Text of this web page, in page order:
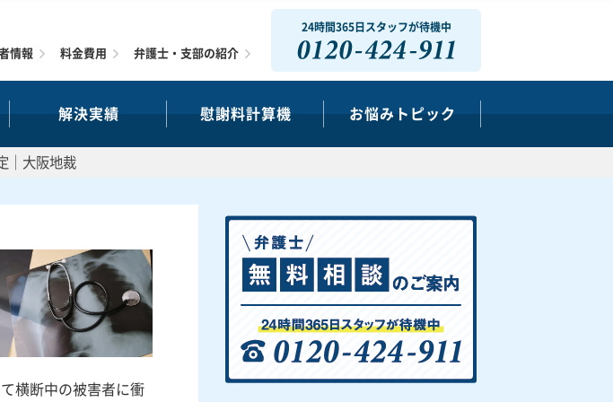
24時間365日スタッフが待機中
0120-424-911
解決実績 慰謝料計算機 お悩みトピック
情報 料金費用 弁護士・支部の紹介
｜大阪地裁
横断中の被害者に衝